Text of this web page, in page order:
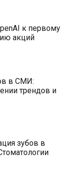
к первому
акций
в СМИ:
трендов и
зубов в